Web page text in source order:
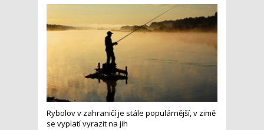
Rybolov v zahraničí je stále populárnější, v zimě
se vyplatí vyrazit na jih